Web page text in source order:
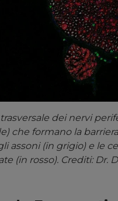
dei nervi
che formano la
assoni (in grigio) e le
(in rosso). Crediti: Dr.